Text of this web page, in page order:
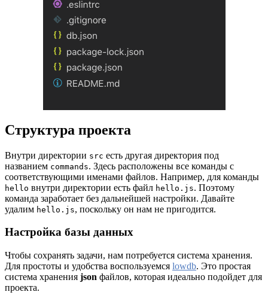
Структура проекта
Внутри директории src есть другая директория под
названием commands. Здесь расположены все команды с
соответствующими именами файлов. Например, для команды
hello внутри директории есть файл hello.js. Поэтому
команда заработает без дальнейшей настройки. Давайте
удалим hello.js, поскольку он нам не пригодится.
Настройка базы данных
Чтобы сохранять задачи, нам потребуется система хранения.
Для простоты и удобства воспользуемся lowdb. Это простая
система хранения json файлов, которая идеально подойдет для
проекта.